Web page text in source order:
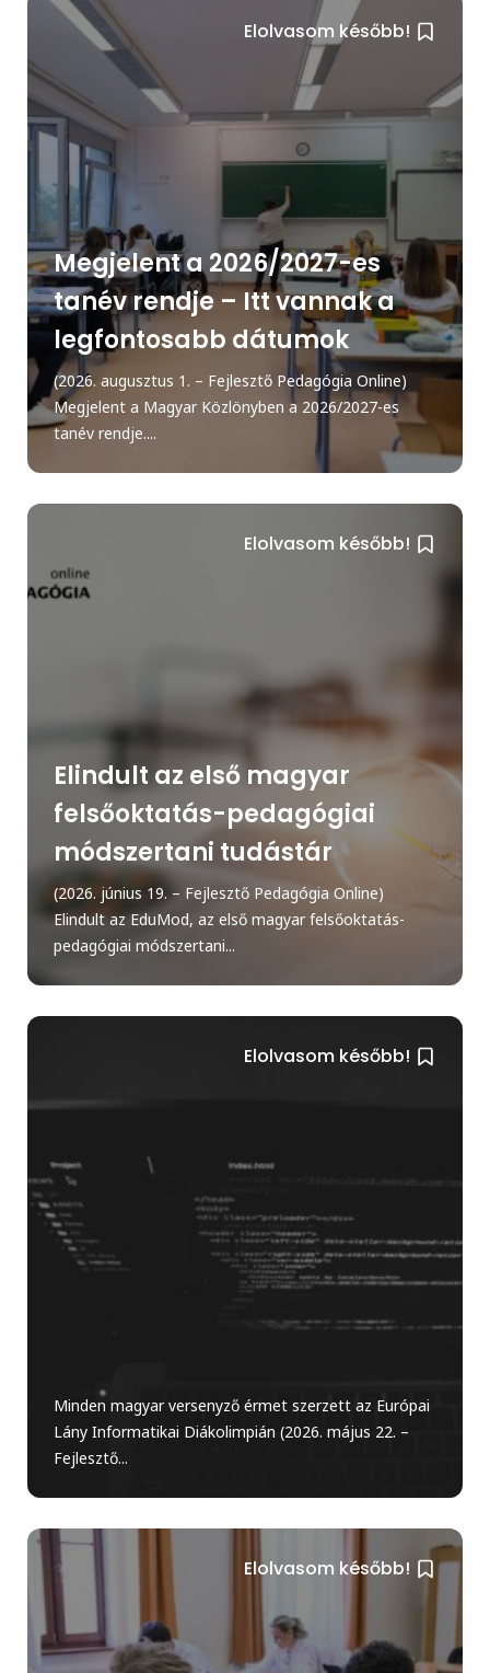
Elolvasom később!
Megjelent a 2026/2027-es
tanév rendje – Itt vannak a
legfontosabb dátumok
(2026. augusztus 1. – Fejlesztő Pedagógia Online)
Megjelent a Magyar Közlönyben a 2026/2027-es
tanév rendje....
Elolvasom később!
Elindult az első magyar
felsőoktatás-pedagógiai
módszertani tudástár
(2026. június 19. – Fejlesztő Pedagógia Online)
Elindult az EduMod, az első magyar felsőoktatás-
pedagógiai módszertani...
Elolvasom később!
Minden magyar versenyző érmet szerzett az Európai
Lány Informatikai Diákolimpián (2026. május 22. –
Fejlesztő...
Elolvasom később!